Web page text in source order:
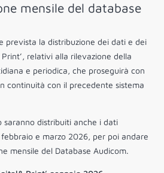
mensile del database
prevista la distribuzione dei dati e dei
relativi alla rilevazione della
e periodica, che proseguirà con
continuità con il precedente sistema
saranno distribuiti anche i dati
febbraio e marzo 2026, per poi andare
mensile del Database Audicom.